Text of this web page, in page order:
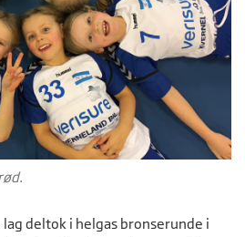
deltok i helgas bronserunde i